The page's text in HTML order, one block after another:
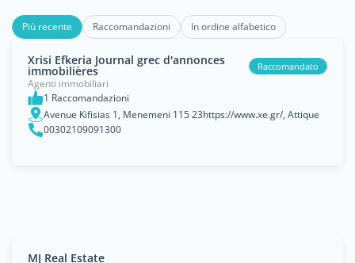
Più recente Raccomandazioni In ordine alfabetico
Xrisi Efkeria Journal grec d'annonces
immobilières Raccomandato
Agenti immobiliari
1 Raccomandazioni
Avenue Kifisias 1, Menemeni 115 23https://www.xe.gr/, Attique
00302109091300
MJ Real Estate